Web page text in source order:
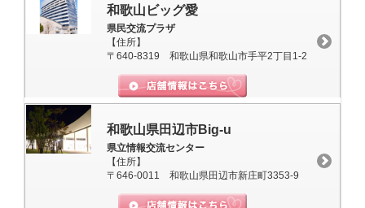
和歌山ビッグ愛
県民交流プラザ
【住所】
〒640-8319 和歌山県和歌山市手平2丁目1-2
和歌山県田辺市Big-u
県立情報交流センター
【住所】
〒646-0011 和歌山県田辺市新庄町3353-9